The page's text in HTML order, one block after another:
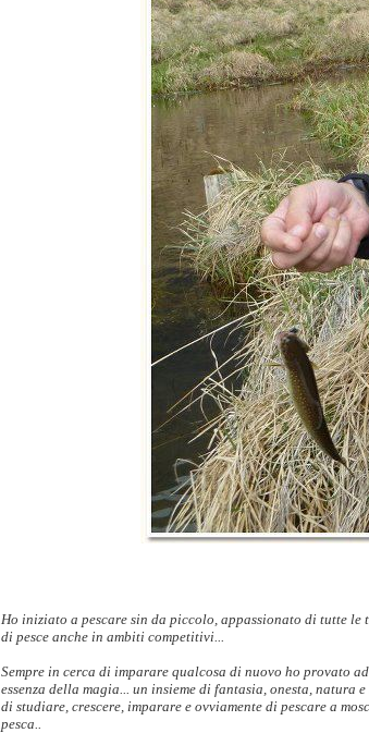
Ho iniziato a pescare sin da piccolo, appassionato di tutte
di pesce anche in ambiti competitivi...
Sempre in cerca di imparare qualcosa di nuovo ho provato
essenza della magia... un insieme di fantasia, onesta, natura
di studiare, crescere, imparare e ovviamente di pescare a
pesca..